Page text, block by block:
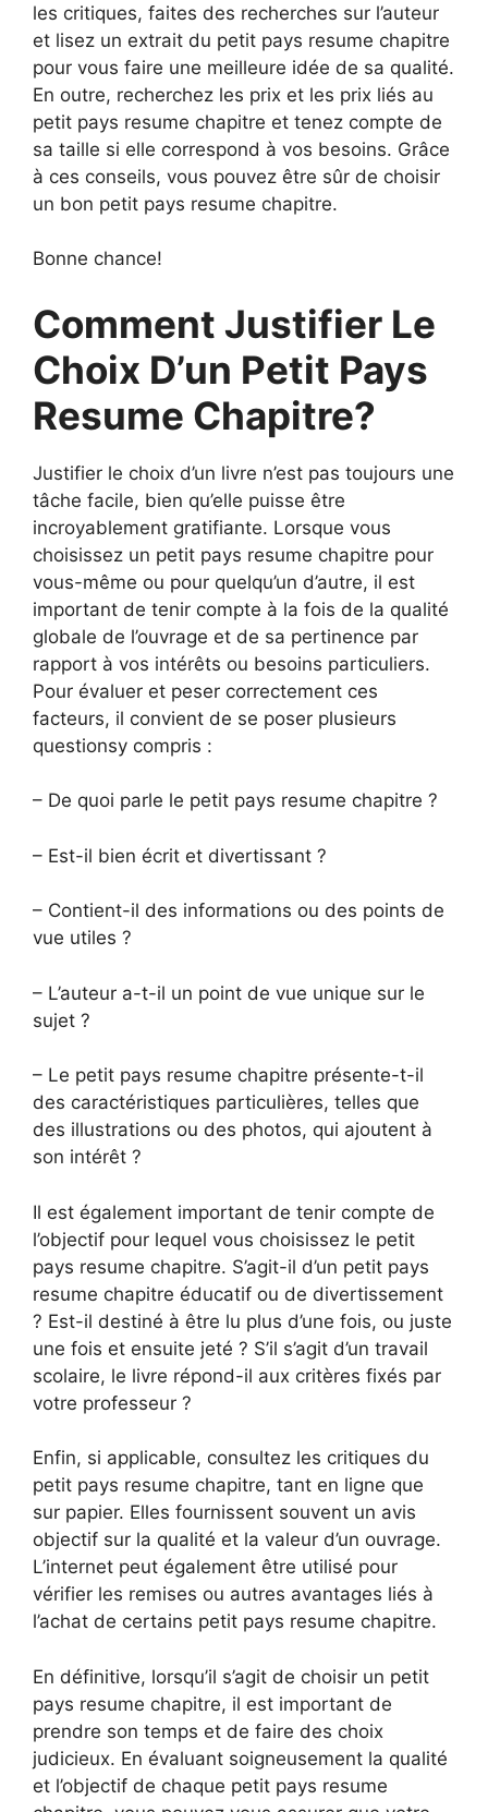
les critiques, faites des recherches sur l’auteur
et lisez un extrait du petit pays resume chapitre
pour vous faire une meilleure idée de sa qualité.
En outre, recherchez les prix et les prix liés au
petit pays resume chapitre et tenez compte de
sa taille si elle correspond à vos besoins. Grâce
à ces conseils, vous pouvez être sûr de choisir
un bon petit pays resume chapitre.
Bonne chance!
Comment Justifier Le
Choix D’un Petit Pays
Resume Chapitre?
Justifier le choix d’un livre n’est pas toujours une
tâche facile, bien qu’elle puisse être
incroyablement gratifiante. Lorsque vous
choisissez un petit pays resume chapitre pour
vous-même ou pour quelqu’un d’autre, il est
important de tenir compte à la fois de la qualité
globale de l’ouvrage et de sa pertinence par
rapport à vos intérêts ou besoins particuliers.
Pour évaluer et peser correctement ces
facteurs, il convient de se poser plusieurs
questionsy compris :
– De quoi parle le petit pays resume chapitre ?
– Est-il bien écrit et divertissant ?
– Contient-il des informations ou des points de
vue utiles ?
– L’auteur a-t-il un point de vue unique sur le
sujet ?
– Le petit pays resume chapitre présente-t-il
des caractéristiques particulières, telles que
des illustrations ou des photos, qui ajoutent à
son intérêt ?
Il est également important de tenir compte de
l’objectif pour lequel vous choisissez le petit
pays resume chapitre. S’agit-il d’un petit pays
resume chapitre éducatif ou de divertissement
? Est-il destiné à être lu plus d’une fois, ou juste
une fois et ensuite jeté ? S’il s’agit d’un travail
scolaire, le livre répond-il aux critères fixés par
votre professeur ?
Enfin, si applicable, consultez les critiques du
petit pays resume chapitre, tant en ligne que
sur papier. Elles fournissent souvent un avis
objectif sur la qualité et la valeur d’un ouvrage.
L’internet peut également être utilisé pour
vérifier les remises ou autres avantages liés à
l’achat de certains petit pays resume chapitre.
En définitive, lorsqu’il s’agit de choisir un petit
pays resume chapitre, il est important de
prendre son temps et de faire des choix
judicieux. En évaluant soigneusement la qualité
et l’objectif de chaque petit pays resume